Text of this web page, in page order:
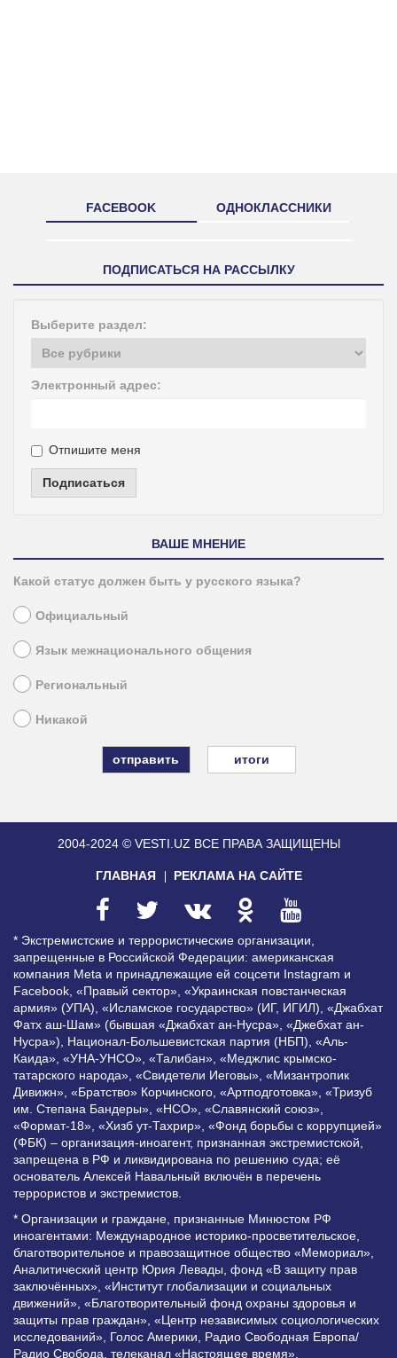
FACEBOOK ОДНОКЛАССНИКИ
ПОДПИСАТЬСЯ НА РАССЫЛКУ
Выберите раздел:
Электронный адрес:
Отпишите меня
Подписаться
ВАШЕ МНЕНИЕ
Какой статус должен быть у русского языка?
Официальный
Язык межнационального общения
Региональный
Никакой
итоги
2004-2024 © VESTI.UZ ВСЕ ПРАВА ЗАЩИЩЕНЫ
ГЛАВНАЯ РЕКЛАМА НА САЙТЕ
* Экстремистские и террористические организации,
запрещенные в Российской Федерации: американская
компания Meta и принадлежащие ей соцсети Instagram и
Facebook, «Правый сектор», «Украинская повстанческая
армия» (УПА), «Исламское государство» (ИГ, ИГИЛ), «Джабхат
Фатх аш-Шам» (бывшая «Джабхат ан-Нусра», «Джебхат ан-
Нусра»), Национал-Большевистская партия (НБП), «Аль-
Каида», «УНА-УНСО», «Талибан», «Меджлис крымско-
татарского народа», «Свидетели Иеговы», «Мизантропик
Дивижн», «Братство» Корчинского, «Артподготовка», «Тризуб
им. Степана Бандеры», «НСО», «Славянский союз»,
«Формат-18», «Хизб ут-Тахрир», «Фонд борьбы с коррупцией»
(ФБК) – организация-иноагент, признанная экстремистской,
запрещена в РФ и ликвидирована по решению суда; её
основатель Алексей Навальный включён в перечень
террористов и экстремистов.
* Организации и граждане, признанные Минюстом РФ
иноагентами: Международное историко-просветительское,
благотворительное и правозащитное общество «Мемориал»,
Аналитический центр Юрия Левады, фонд «В защиту прав
заключённых», «Институт глобализации и социальных
движений», «Благотворительный фонд охраны здоровья и
защиты прав граждан», «Центр независимых социологических
исследований», Голос Америки, Радио Свободная Европа/
Радио Свобода, телеканал «Настоящее время»,